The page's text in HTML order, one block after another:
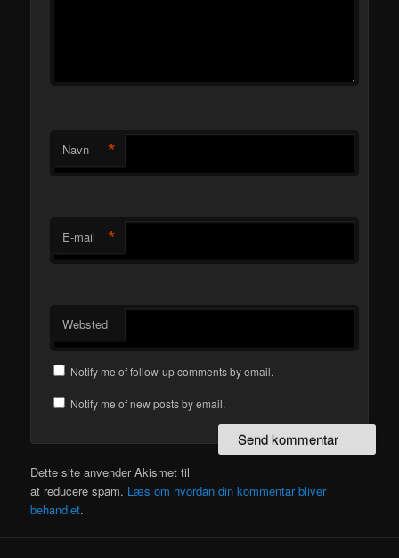
Navn *
E-mail *
Websted
Notify me of follow-up comments by email.
Notify me of new posts by email.
Dette site anvender Akismet til
at reducere spam. Læs om hvordan din kommentar bliver
behandlet.